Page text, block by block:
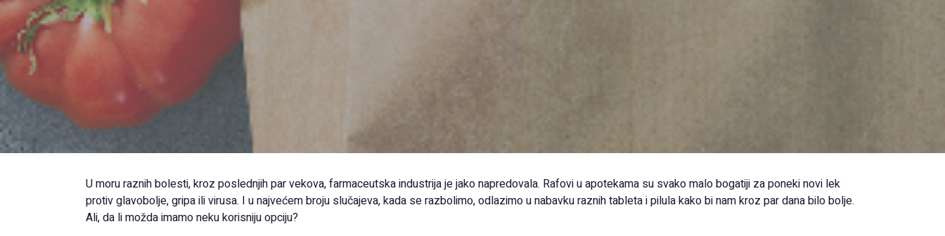
U moru raznih bolesti, kroz poslednjih par vekova, farmaceutska industrija je jako napredovala. Rafovi u apotekama su svako malo bogatiji za poneki novi lek
protiv glavobolje, gripa ili virusa. I u najvećem broju slučajeva, kada se razbolimo, odlazimo u nabavku raznih tableta i pilula kako bi nam kroz par dana bilo bolje.
Ali, da li možda imamo neku korisniju opciju?